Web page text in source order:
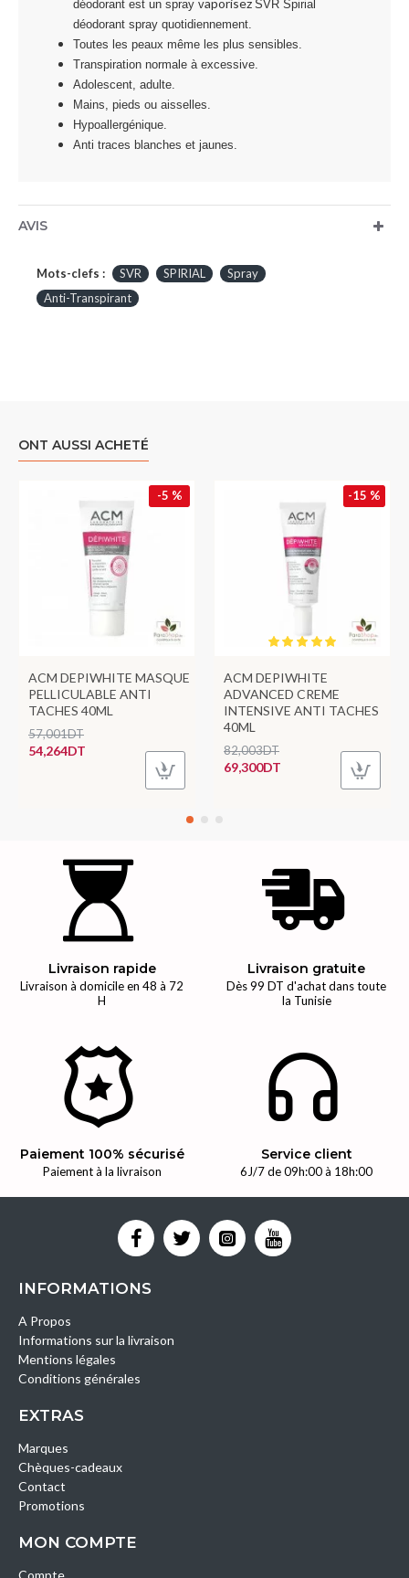
déodorant est un spray vaporisez SVR Spirial
déodorant spray quotidiennement.
Toutes les peaux même les plus sensibles.
Transpiration normale à excessive.
Adolescent, adulte.
Mains, pieds ou aisselles.
Hypoallergénique.
Anti traces blanches et jaunes.
AVIS
Mots-clefs : SVR SPIRIAL
Spray
Anti-Transpirant
ONT AUSSI ACHETÉ
-5 %
ACM DEPIWHITE MASQUE
PELLICULABLE ANTI
TACHES 40ML
54,264DT
57,001DT
-15 %
ACM DEPIWHITE
ADVANCED CREME
INTENSIVE ANTI TACHES
40ML
69,300DT
82,003DT
Livraison rapide
Livraison à domicile en 48 à 72
H
Livraison gratuite
Dès 99 DT d'achat dans toute
la Tunisie
Paiement 100% sécurisé
Paiement à la livraison
Service client
6J/7 de 09h:00 à 18h:00
INFORMATIONS
A Propos
Informations sur la livraison
Mentions légales
Conditions générales
EXTRAS
Marques
Chèques-cadeaux
Contact
Promotions
MON COMPTE
Compte